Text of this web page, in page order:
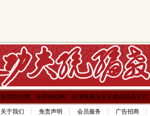
全球功夫网、全球创业网、全球电视台各记者站联系方式
关于我们 免责声明 会员服务 广告招商